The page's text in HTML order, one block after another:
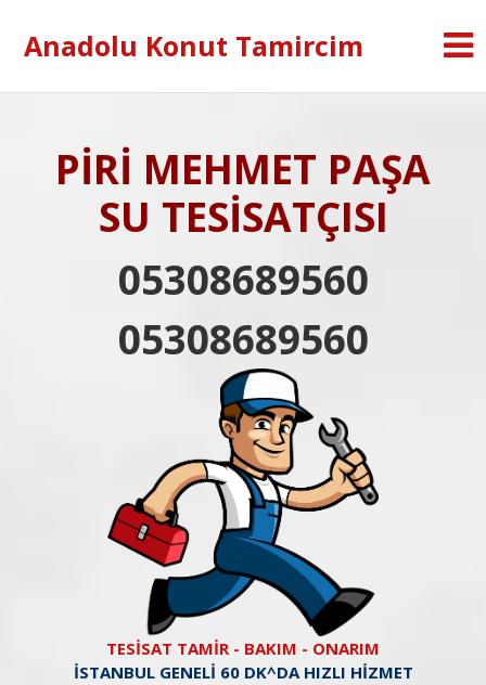
Anadolu Konut Tamircim
PİRİ MEHMET PAŞA
SU TESİSATÇISI
05308689560
05308689560
TESİSAT TAMİR - BAKIM - ONARIM
İSTANBUL GENELİ 60 DK^DA HIZLI HİZMET